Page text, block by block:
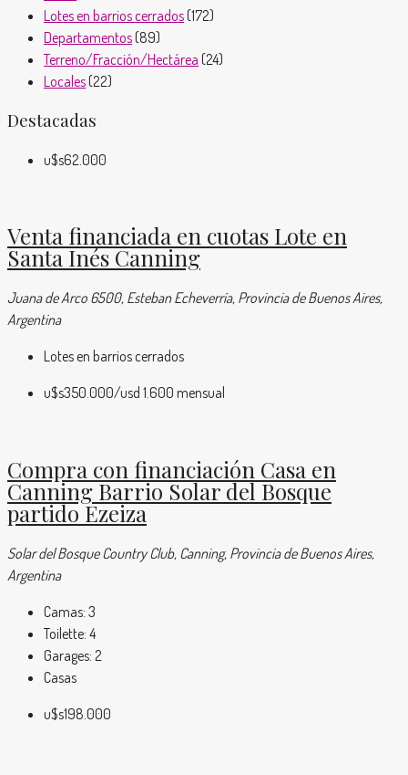
Lotes en barrios cerrados(172)
Departamentos(89)
Terreno/Fracción/Hectárea (24)
Locales(22)
Destacadas
u$s62.000
Venta financiada en cuotas Lote en
Santa Inés Canning
Juana de Arco 6500, Esteban Echeverría, Provincia de Buenos Aires,
Argentina
Lotes en barrios cerrados
u$s350.000/usd 1.600 mensual
Compra con financiación Casa en
Canning Barrio Solar del Bosque
partido Ezeiza
Solar del Bosque Country Club, Canning, Provincia de Buenos Aires,
Argentina
Camas: 3
Toilette: 4
Garages: 2
Casas
u$s198.000